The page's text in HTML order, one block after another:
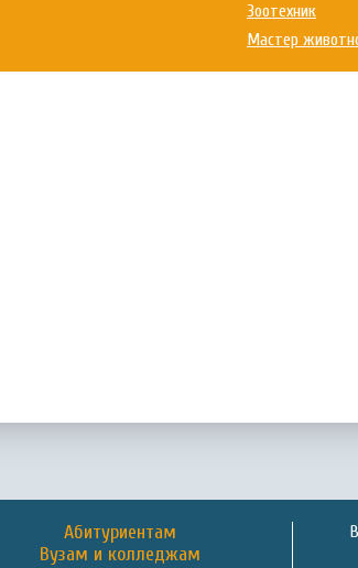
Зоотехник
Мастер
Абитуриентам
Вузам и колледжам